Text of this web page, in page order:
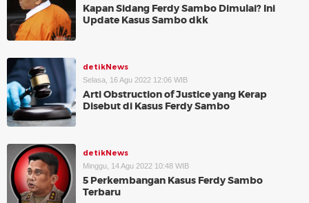
Kapan Sidang Ferdy Sambo Dimulai? Ini
Update Kasus Sambo dkk
detikNews
Selasa, 16 Agu 2022 12:06 WIB
Arti Obstruction of Justice yang Kerap
Disebut di Kasus Ferdy Sambo
detikNews
Minggu, 14 Agu 2022 10:48 WIB
5 Perkembangan Kasus Ferdy Sambo
Terbaru